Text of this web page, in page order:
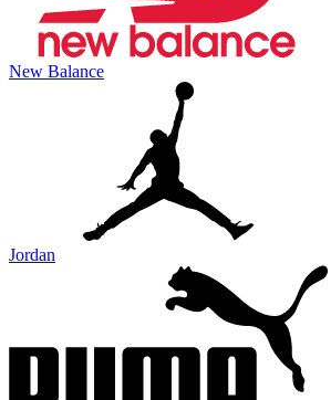
New Balance
Jordan